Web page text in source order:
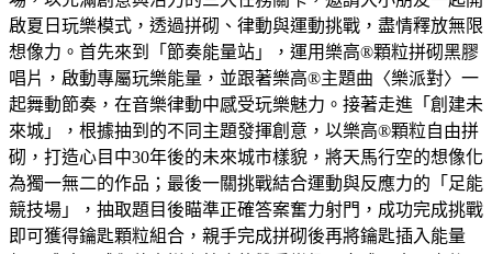
啟夏日玩樂模式，透過拼砌、律動與運動挑戰，盡情釋放無限
想像力。首先來到「節奏能量站」，運用樂高®顆粒拼砌黑膠
唱片，啟動專屬玩樂能量，並跟著樂高®主題曲〈樂派對〉一
起舞動節奏，在音樂律動中感受玩樂魅力。接著走進「創建未
來城」，根據抽到的不同主題發揮創意，以樂高®顆粒自由拼
砌，打造心目中30年後的未來城市樣貌，將天馬行空的想像化
為獨一無二的作品；最後一關挑戰結合運動與反應力的「足能
競技場」，抽取題目後瞄準正確答案奮力射門，成功完成挑戰
即可獲得鑰匙顆粒組合，親手完成拼砌後再將鑰匙插入能量